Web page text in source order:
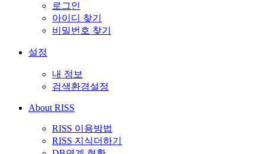
로그인
아이디 찾기
비밀번호 찾기
설정
내 정보
검색환경설정
About RISS
RISS 이용방법
RISS 지식더하기